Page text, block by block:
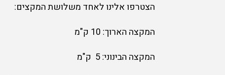
הצטרפו אלינו לאחד משלושת המקצים:
המקצה הארוך: 10 ק"מ
המקצה הבינוני: 5 ק"מ